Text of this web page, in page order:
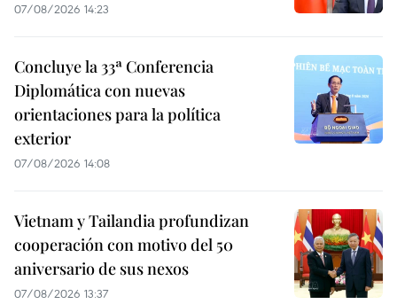
07/08/2026 14:23
Concluye la 33ª Conferencia
Diplomática con nuevas
orientaciones para la política
exterior
07/08/2026 14:08
Vietnam y Tailandia profundizan
cooperación con motivo del 50
aniversario de sus nexos
07/08/2026 13:37